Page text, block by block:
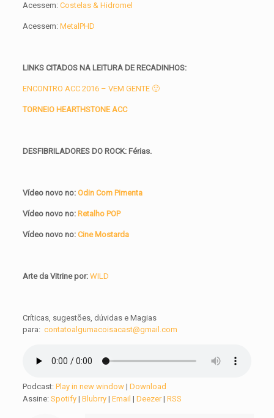
Acessem:Costelas & Hidromel
Acessem: MetalPHD
LINKS CITADOS NA LEITURA DE RECADINHOS:
ENCONTRO ACC 2016 – VEM GENTE 🙂
TORNEIO HEARTHSTONE ACC
DESFIBRILADORES DO ROCK: Férias.
Vídeo novo no:Odin Com Pimenta
Vídeo novo no: Retalho POP
Vídeo novo no:Cine Mostarda
Arte da Vitrine por: WILD
Críticas, sugestões, dúvidas e Magias
para:contatoalgumacoisacast@gmail.com
Podcast:Play in new window |Download
Assine:Spotify |Blubrry |Email |Deezer|RSS